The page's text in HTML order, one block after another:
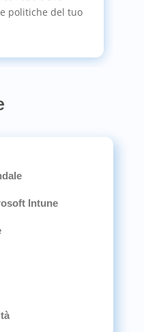
politiche del tuo
Intune